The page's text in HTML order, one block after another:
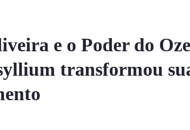
e o Poder do
transformou